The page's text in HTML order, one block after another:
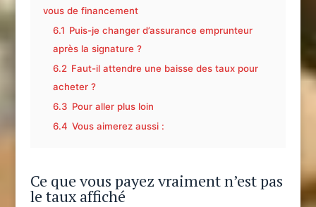
vous de financement
6.1 Puis-je changer d’assurance emprunteur
après la signature ?
6.2 Faut-il attendre une baisse des taux pour
acheter ?
6.3 Pour aller plus loin
6.4 Vous aimerez aussi :
Ce que vous payez vraiment n’est pas
le taux affiché